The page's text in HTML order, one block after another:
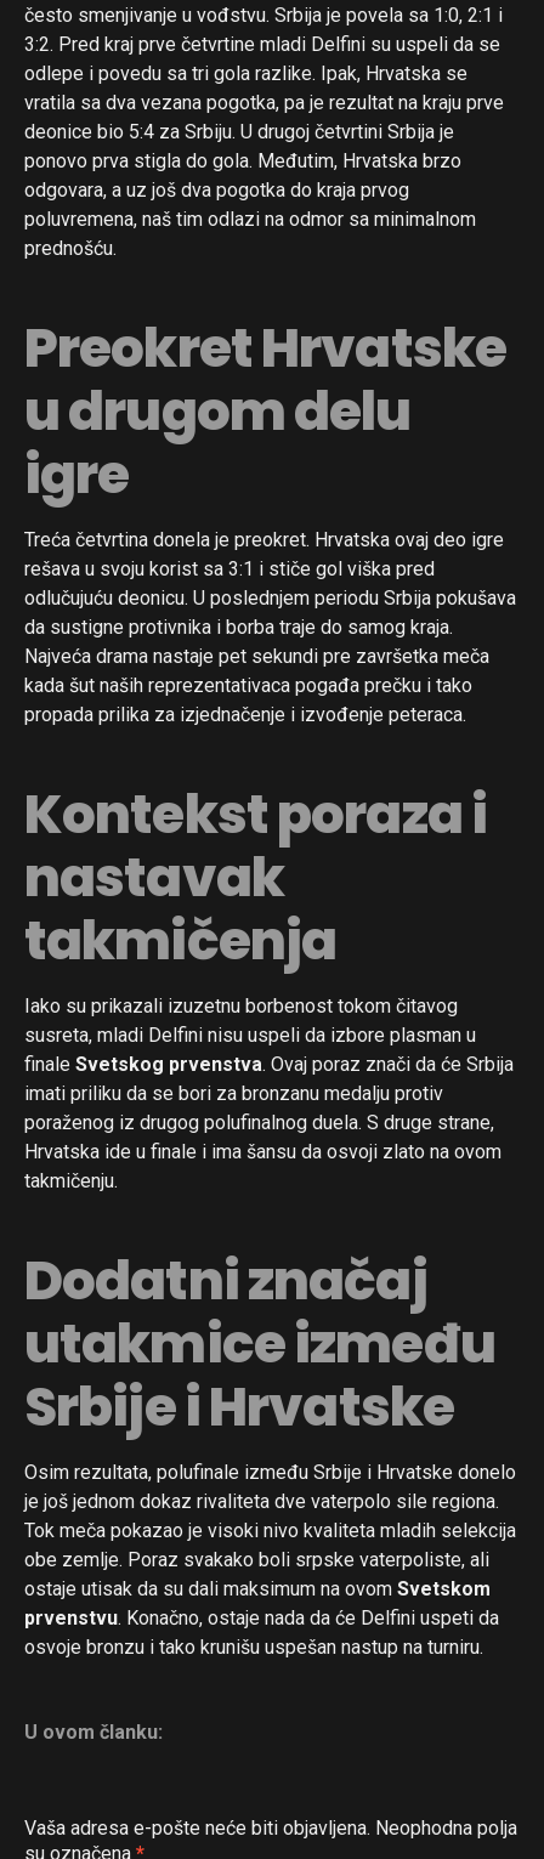
često smenjivanje u vođstvu. Srbija je povela sa 1:0, 2:1 i
3:2. Pred kraj prve četvrtine mladi Delfini su uspeli da se
odlepe i povedu sa tri gola razlike. Ipak, Hrvatska se
vratila sa dva vezana pogotka, pa je rezultat na kraju prve
deonice bio 5:4 za Srbiju. U drugoj četvrtini Srbija je
ponovo prva stigla do gola. Međutim, Hrvatska brzo
odgovara, a uz još dva pogotka do kraja prvog
poluvremena, naš tim odlazi na odmor sa minimalnom
prednošću.
Preokret Hrvatske
u drugom delu
igre
Treća četvrtina donela je preokret. Hrvatska ovaj deo igre
rešava u svoju korist sa 3:1 i stiče gol viška pred
odlučujuću deonicu. U poslednjem periodu Srbija pokušava
da sustigne protivnika i borba traje do samog kraja.
Najveća drama nastaje pet sekundi pre završetka meča
kada šut naših reprezentativaca pogađa prečku i tako
propada prilika za izjednačenje i izvođenje peteraca.
Kontekst poraza i
nastavak
takmičenja
Iako su prikazali izuzetnu borbenost tokom čitavog
susreta, mladi Delfini nisu uspeli da izbore plasman u
finale Svetskog prvenstva. Ovaj poraz znači da će Srbija
imati priliku da se bori za bronzanu medalju protiv
poraženog iz drugog polufinalnog duela. S druge strane,
Hrvatska ide u finale i ima šansu da osvoji zlato na ovom
takmičenju.
Dodatni značaj
utakmice između
Srbije i Hrvatske
Osim rezultata, polufinale između Srbije i Hrvatske donelo
je još jednom dokaz rivaliteta dve vaterpolo sile regiona.
Tok meča pokazao je visoki nivo kvaliteta mladih selekcija
obe zemlje. Poraz svakako boli srpske vaterpoliste, ali
ostaje utisak da su dali maksimum na ovom Svetskom
prvenstvu. Konačno, ostaje nada da će Delfini uspeti da
osvoje bronzu i tako krunišu uspešan nastup na turniru.
U ovom članku:
Vaša adresa e-pošte neće biti objavljena. Neophodna polja
su označena *